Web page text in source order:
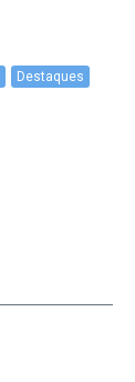
Destaques